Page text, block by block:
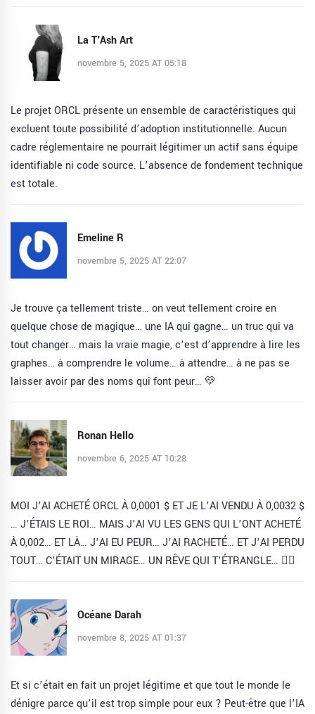
La T'Ash Art
novembre 5, 2025 AT 05:18
Le projet ORCL présente un ensemble de caractéristiques qui
excluent toute possibilité d’adoption institutionnelle. Aucun
cadre réglementaire ne pourrait légitimer un actif sans équipe
identifiable ni code source. L’absence de fondement technique
est totale.
Emeline R
novembre 5, 2025 AT 22:07
Je trouve ça tellement triste… on veut tellement croire en
quelque chose de magique… une IA qui gagne… un truc qui va
tout changer… mais la vraie magie, c’est d’apprendre à lire les
graphes… à comprendre le volume… à attendre… à ne pas se
laisser avoir par des noms qui font peur… 💛
Ronan Hello
novembre 6, 2025 AT 10:28
MOI J’AI ACHETÉ ORCL À 0,0001 $ ET JE L’AI VENDU À 0,0032 $
… J’ÉTAIS LE ROI… MAIS J’AI VU LES GENS QUI L’ONT ACHETÉ
À 0,002… ET LÀ… J’AI EU PEUR… J’AI RACHETÉ… ET J’AI PERDU
TOUT… C’ÉTAIT UN MIRAGE… UN RÊVE QUI T’ÉTRANGLE… 😵‍💫
Océane Darah
novembre 8, 2025 AT 01:37
Et si c’était en fait un projet légitime et que tout le monde le
dénigre parce qu’il est trop simple pour eux ? Peut-être que l’IA